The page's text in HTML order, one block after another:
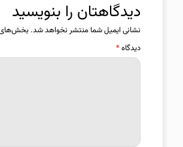
دیدگاهتان را بنویسید
نشانی ایمیل شما منتشر نخواهد شد. بخش‌های
دیدگاه*